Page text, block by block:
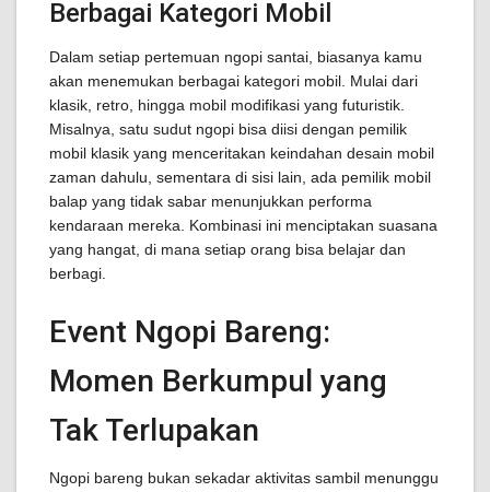
Berbagai Kategori Mobil
Dalam setiap pertemuan ngopi santai, biasanya kamu
akan menemukan berbagai kategori mobil. Mulai dari
klasik, retro, hingga mobil modifikasi yang futuristik.
Misalnya, satu sudut ngopi bisa diisi dengan pemilik
mobil klasik yang menceritakan keindahan desain mobil
zaman dahulu, sementara di sisi lain, ada pemilik mobil
balap yang tidak sabar menunjukkan performa
kendaraan mereka. Kombinasi ini menciptakan suasana
yang hangat, di mana setiap orang bisa belajar dan
berbagi.
Event Ngopi Bareng:
Momen Berkumpul yang
Tak Terlupakan
Ngopi bareng bukan sekadar aktivitas sambil menunggu